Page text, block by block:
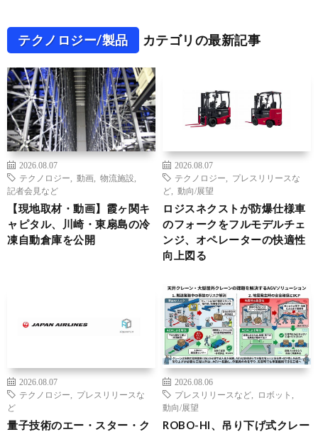
テクノロジー/製品 カテゴリの最新記事
2026.08.07
テクノロジー
動画 物流施設
記者会見など
【現地取材・動画】霞ヶ関キ
ャピタル、川崎・東扇島の冷
凍自動倉庫を公開
2026.08.07
テクノロジー
プレスリリースな
ど
動向/展望
ロジスネクストが防爆仕様車
のフォークをフルモデルチェ
ンジ、オペレーターの快適性
向上図る
2026.08.07
テクノロジー
プレスリリースな
ど
量子技術のエー・スター・ク
2026.08.06
プレスリリースなど
ロボット
動向/展望
ROBO-HI、吊り下げ式クレー